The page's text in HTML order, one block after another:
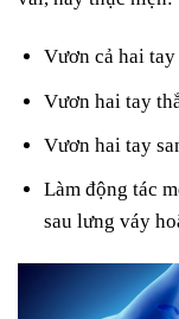
Vươn cả hai
Vươn hai tay
Vươn hai tay
Làm động tác
sau lưng váy